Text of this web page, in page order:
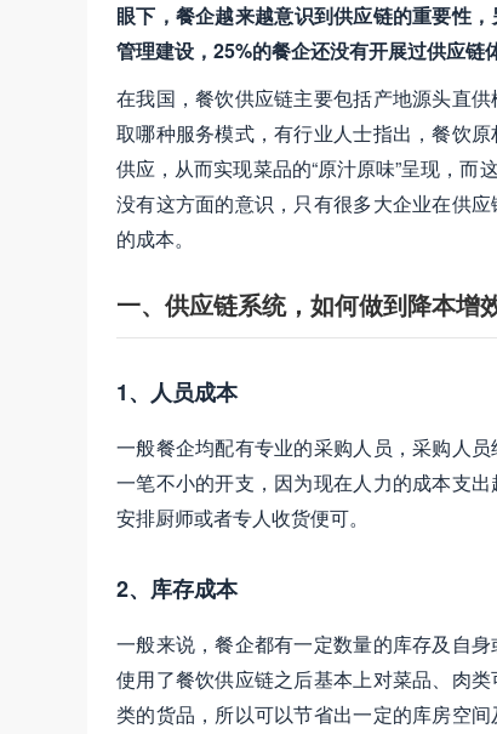
眼下，餐企越来越意识到供应链的重要性
管理建设，25%的餐企还没有开展过供应链
在我国，餐饮供应链主要包括产地源头直
取哪种服务模式，有行业人士指出，餐饮
供应，从而实现菜品的“原汁原味”呈现，
没有这方面的意识，只有很多大企业在供
的成本。
一、供应链系统，如何做到降本增
1、人员成本
一般餐企均配有专业的采购人员，采购人
一笔不小的开支，因为现在人力的成本支
安排厨师或者专人收货便可。
2、库存成本
一般来说，餐企都有一定数量的库存及自
使用了餐饮供应链之后基本上对菜品、肉
类的货品，所以可以节省出一定的库房空